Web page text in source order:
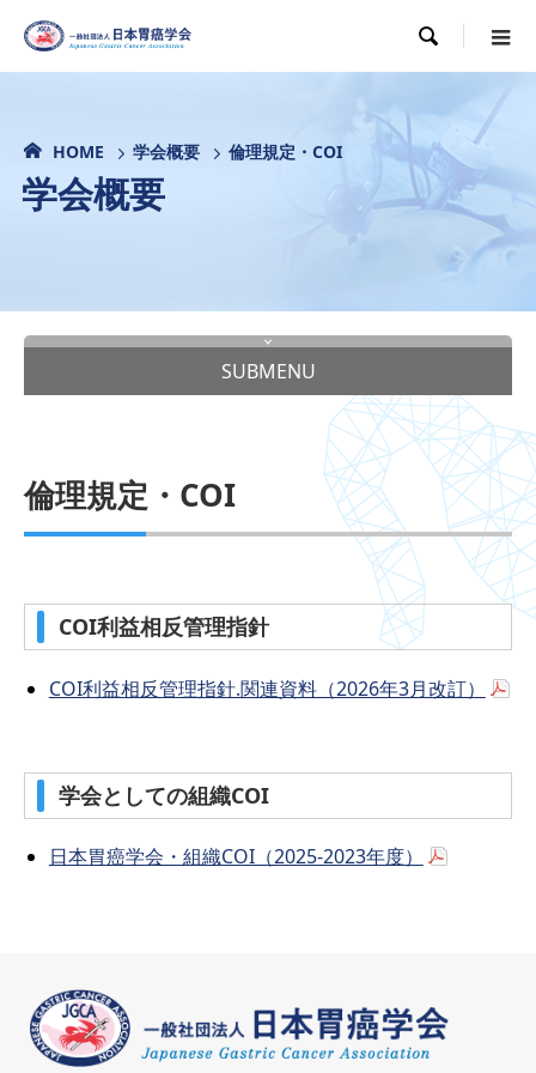

HOME 学会概要 倫理規定・COI
学会概要
SUBMENU
倫理規定・COI
COI利益相反管理指針
COI利益相反管理指針.関連資料（2026年3月改訂）
学会としての組織COI
日本胃癌学会・組織COI（2025-2023年度）